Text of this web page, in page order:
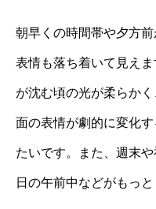
朝早くの時間帯や夕方
表情も落ち着いて見え
が沈む頃の光が柔らか
面の表情が劇的に変化
たいです。また、週末
日の午前中などがもっと